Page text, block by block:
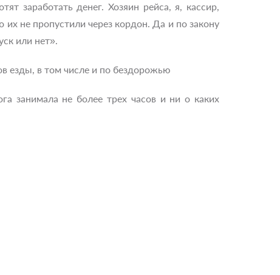
заработать денег. Хозяин рейса, я, кассир,
не пропустили через кордон. Да и по закону
или нет».
езды, в том числе и по бездорожью
занимала не более трех часов и ни о каких